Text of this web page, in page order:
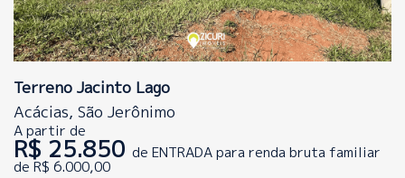
Terreno Jacinto Lago
Acácias, São Jerônimo
A partir de
R$ 25.850 de ENTRADA para renda bruta familiar
de R$ 6.000,00